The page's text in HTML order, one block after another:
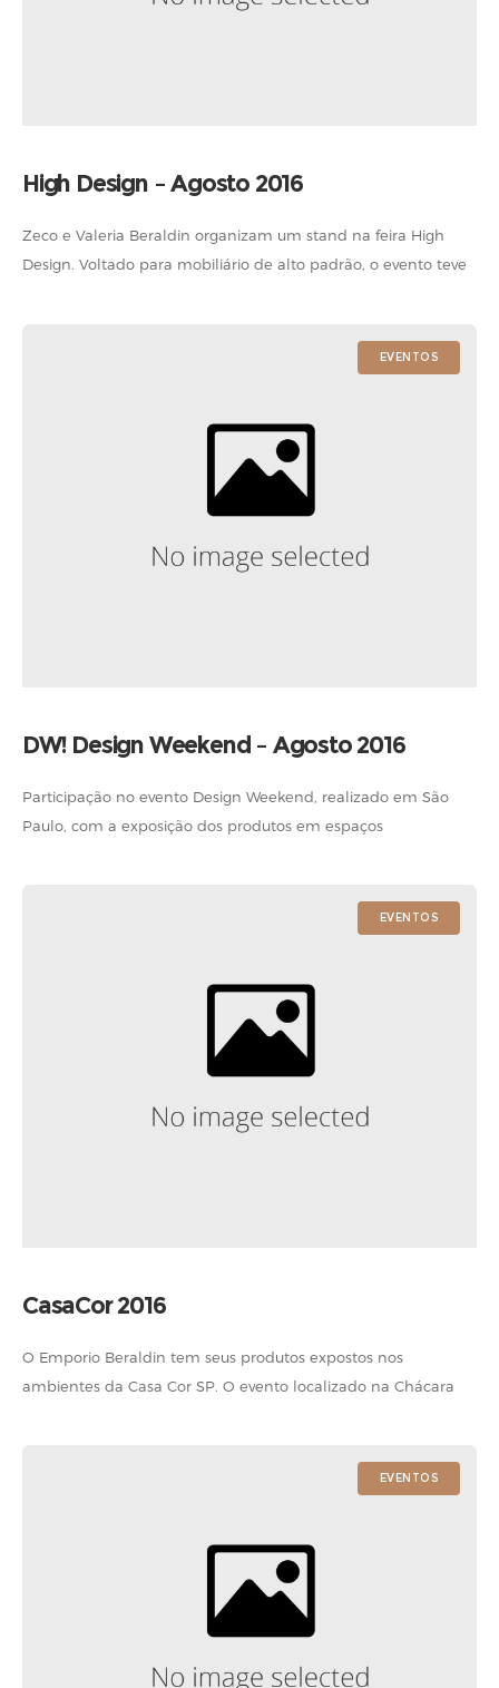
High Design – Agosto 2016
Zeco e Valeria Beraldin organizam um stand na feira High
Design. Voltado para mobiliário de alto padrão, o evento teve
EVENTOS
DW! Design Weekend – Agosto 2016
Participação no evento Design Weekend, realizado em São
Paulo, com a exposição dos produtos em espaços
EVENTOS
CasaCor 2016
O Emporio Beraldin tem seus produtos expostos nos
ambientes da Casa Cor SP. O evento localizado na Chácara
EVENTOS